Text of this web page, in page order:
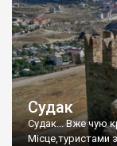
Судак
Судак... Вже чую
Місце,туристами